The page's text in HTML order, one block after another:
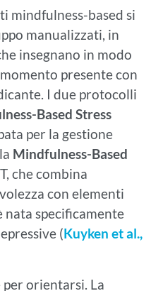
mindfulness-based si
manualizzati, in
insegnano in modo
presente con
I due protocolli
Based Stress
per la gestione
Mindfulness-Based
che combina
con elementi
nata specificamente
(Kuyken et al.,
orientarsi. La